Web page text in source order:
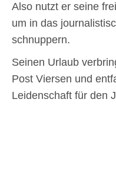
Also nutzt er seine
um in das
schnuppern.
Seinen Urlaub
Post Viersen und
Leidenschaft für den